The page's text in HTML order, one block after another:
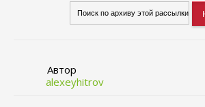
Автор
alexeyhitrov